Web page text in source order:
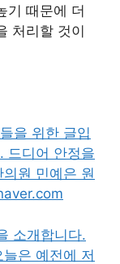
기 때문에 더
처리할 것이
을 위한 글입
드디어 안정을
원 민예은 원
소개합니다.
은 예전에 저